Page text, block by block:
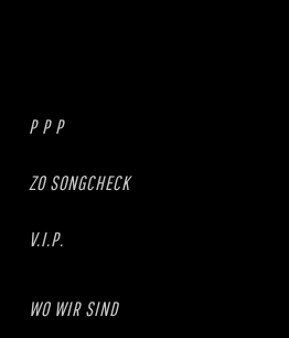
P P P
ZO SONGCHECK
V.I.P.
WO WIR SIND